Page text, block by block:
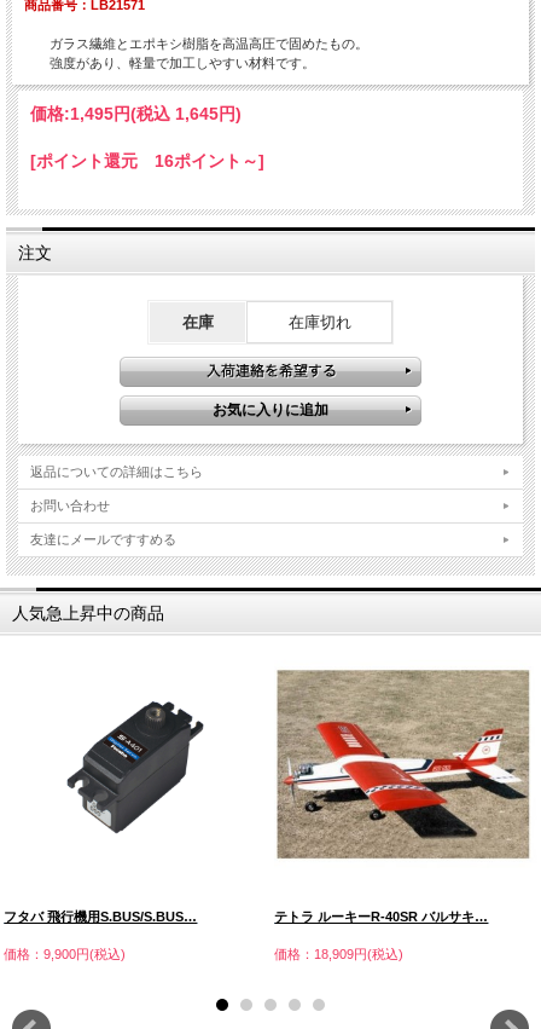
商品番号：LB21571
ガラス繊維とエポキシ樹脂を高温高圧で固めたもの。
強度があり、軽量で加工しやすい材料です。
価格:1,495円(税込 1,645円)
[ポイント還元 16ポイント～]
注文
在庫 在庫切れ
返品についての詳細はこちら
お問い合わせ
友達にメールですすめる
人気急上昇中の商品
フタバ 飛行機用S.BUS/S.BUS…
価格：9,900円(税込)
テトラ ルーキーR-40SR バルサキ…
価格：18,909円(税込)